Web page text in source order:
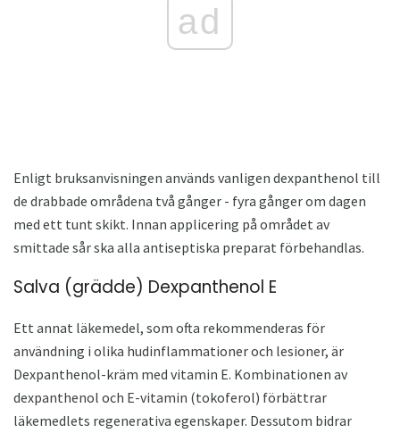
ad
Enligt bruksanvisningen används vanligen dexpanthenol till
de drabbade områdena två gånger - fyra gånger om dagen
med ett tunt skikt. Innan applicering på området av
smittade sår ska alla antiseptiska preparat förbehandlas.
Salva (grädde) Dexpanthenol E
Ett annat läkemedel, som ofta rekommenderas för
användning i olika hudinflammationer och lesioner, är
Dexpanthenol-kräm med vitamin E. Kombinationen av
dexpanthenol och E-vitamin (tokoferol) förbättrar
läkemedlets regenerativa egenskaper. Dessutom bidrar